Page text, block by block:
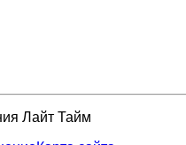
Лайт Тайм